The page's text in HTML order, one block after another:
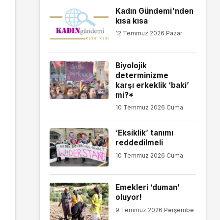
Kadın Gündemi'nden
kısa kısa
12 Temmuz 2026 Pazar
Biyolojik
determinizme
karşı erkeklik ‘baki’
mi?*
10 Temmuz 2026 Cuma
‘Eksiklik’ tanımı
reddedilmeli
10 Temmuz 2026 Cuma
Emekleri ‘duman’
oluyor!
9 Temmuz 2026 Perşembe